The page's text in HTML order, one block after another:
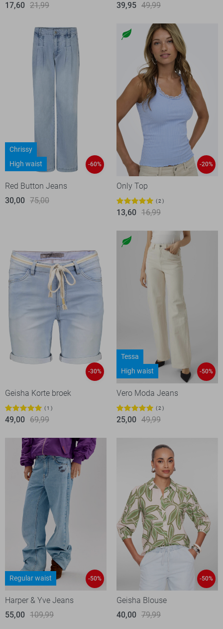
17,60 21,99 39,95 49,99
Chrissy
High waist
-60%
Red Button Jeans
30,00 75,00
-20%
Only Top
2
13,60 16,99
-30%
Geisha Korte broek
1
49,00 69,99
Tessa
High waist
-50%
Vero Moda Jeans
2
25,00 49,99
Regular waist -50%
Harper & Yve Jeans
55,00 109,99
-50%
Geisha Blouse
40,00 79,99